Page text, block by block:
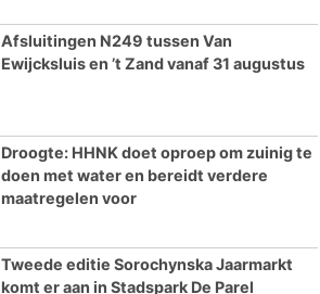
Afsluitingen N249 tussen Van
Ewijcksluis en ’t Zand vanaf 31 augustus
Droogte: HHNK doet oproep om zuinig te
doen met water en bereidt verdere
maatregelen voor
Tweede editie Sorochynska Jaarmarkt
komt er aan in Stadspark De Parel